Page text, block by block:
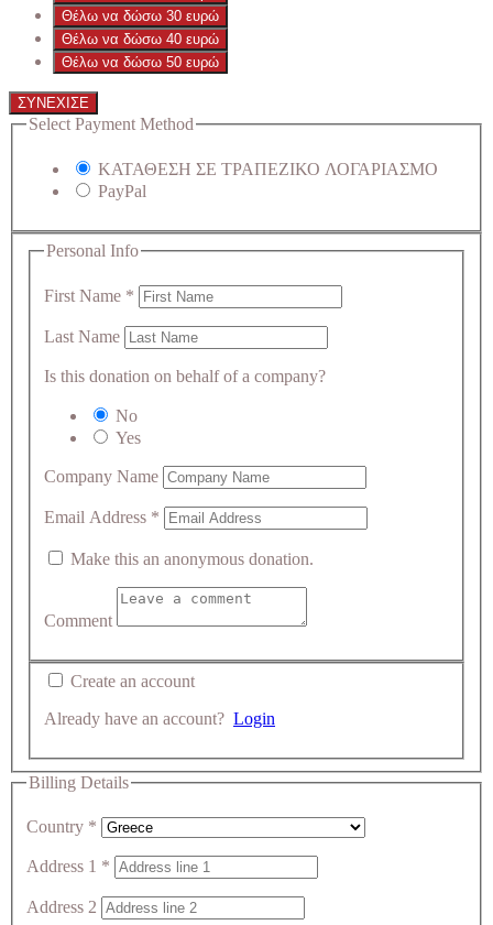
Θέλω να δώσω 30 ευρώ
Θέλω να δώσω 40 ευρώ
Θέλω να δώσω 50 ευρώ
ΣΥΝΕΧΙΣΕ
Select Payment Method
ΚΑΤΑΘΕΣΗ ΣΕ ΤΡΑΠΕΖΙΚΟ ΛΟΓΑΡΙΑΣΜΟ
PayPal
Personal Info
First Name *
Last Name
Is this donation on behalf of a company?
No
Yes
Company Name
Email Address *
Make this an anonymous donation.
Comment
Create an account
Already have an account? Login
Billing Details
Country *
Address 1 *
Address 2